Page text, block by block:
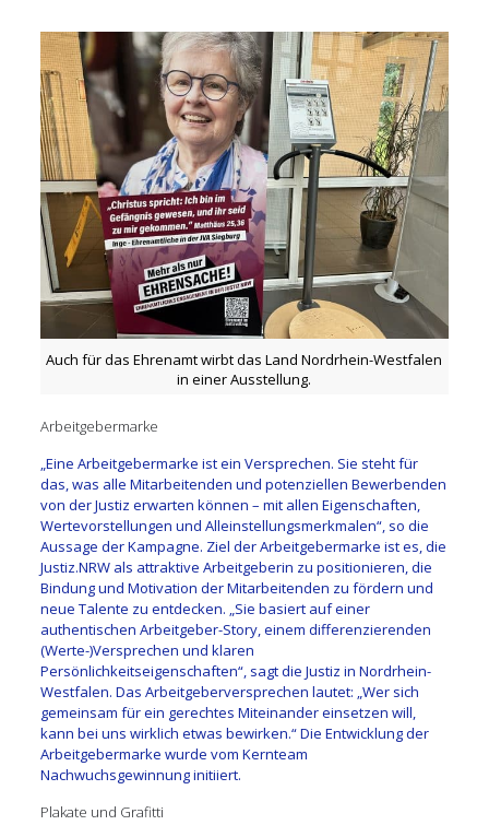
Auch für das Ehrenamt wirbt das Land Nordrhein-Westfalen
in einer Ausstellung.
Arbeitgebermarke
„Eine Arbeitgebermarke ist ein Versprechen. Sie steht für
das, was alle Mitarbeitenden und potenziellen Bewerbenden
von der Justiz erwarten können – mit allen Eigenschaften,
Wertevorstellungen und Alleinstellungsmerkmalen“, so die
Aussage der Kampagne. Ziel der Arbeitgebermarke ist es, die
Justiz.NRW als attraktive Arbeitgeberin zu positionieren, die
Bindung und Motivation der Mitarbeitenden zu fördern und
neue Talente zu entdecken. „Sie basiert auf einer
authentischen Arbeitgeber-Story, einem differenzierenden
(Werte-)Versprechen und klaren
Persönlichkeitseigenschaften“, sagt die Justiz in Nordrhein-
Westfalen. Das Arbeitgeberversprechen lautet: „Wer sich
gemeinsam für ein gerechtes Miteinander einsetzen will,
kann bei uns wirklich etwas bewirken.“ Die Entwicklung der
Arbeitgebermarke wurde vom Kernteam
Nachwuchsgewinnung initiiert.
Plakate und Grafitti